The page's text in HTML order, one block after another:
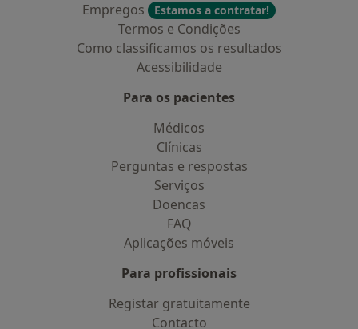
Empregos
Estamos a contratar!
Termos e Condições
Como classificamos os resultados
Acessibilidade
Para os pacientes
Médicos
Clínicas
Perguntas e respostas
Serviços
Doencas
FAQ
Aplicações móveis
Para profissionais
Registar gratuitamente
Contacto